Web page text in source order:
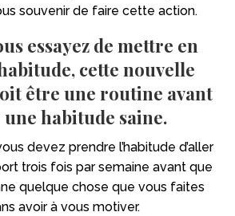
souvenir de faire cette action.
essayez de mettre en
cette nouvelle
être une routine avant
habitude saine.
devez prendre l’habitude d’aller
trois fois par semaine avant que
quelque chose que vous faites
avoir à vous motiver.